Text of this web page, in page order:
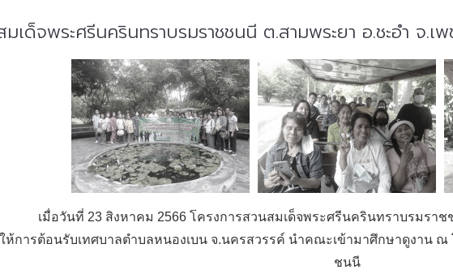
มเด็จพระศรีนครินทราบรมราชชนนี ต.สามพระยา อ.ชะอำ จ.
เมื่อวันที่ 23 สิงหาคม 2566 โครงการสวนสมเด็จพระศรีนครินทราบรมรา
ห้การต้อนรับเทศบาลตำบลหนองเบน จ.นครสวรรค์ นำคณะเข้ามาศึกษาดูงาน
ชนนี